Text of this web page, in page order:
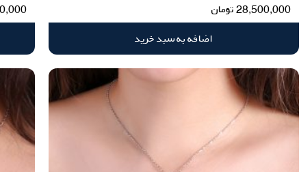
28,500,000تومان
اضافه به سبد خرید